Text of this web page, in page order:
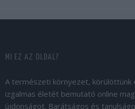
MI EZ AZ OLDAL?
A természeti környezet, körülöttünk
izgalmas életét bemutató online
újdonságot. Barátságos és